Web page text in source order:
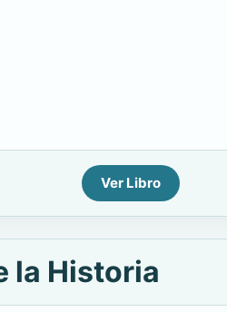
Ver Libro
la Historia